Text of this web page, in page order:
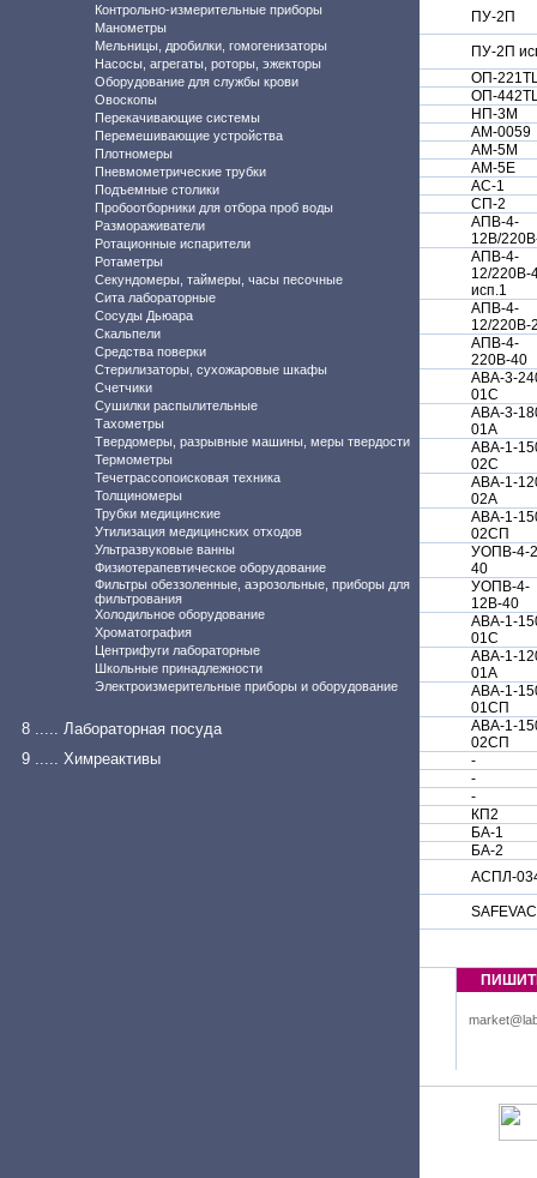
Контрольно-измерительные приборы
Манометры
Мельницы, дробилки, гомогенизаторы
Насосы, агрегаты, роторы, эжекторы
Оборудование для службы крови
Овоскопы
Перекачивающие системы
Перемешивающие устройства
Плотномеры
Пневмометрические трубки
Подъемные столики
Пробоотборники для отбора проб воды
Размораживатели
Ротационные испарители
Ротаметры
Секундомеры, таймеры, часы песочные
Сита лабораторные
Сосуды Дьюара
Скальпели
Средства поверки
Стерилизаторы, сухожаровые шкафы
Счетчики
Сушилки распылительные
Тахометры
Твердомеры, разрывные машины, меры твердости
Термометры
Течетрассопоисковая техника
Толщиномеры
Трубки медицинские
Утилизация медицинских отходов
Ультразвуковые ванны
Физиотерапевтическое оборудование
Фильтры обеззоленные, аэрозольные, приборы для
фильтрования
Холодильное оборудование
Хроматография
Центрифуги лабораторные
Школьные принадлежности
Электроизмерительные приборы и оборудование
8 ..... Лабораторная посуда
9 ..... Химреактивы
ПУ-2П
ПУ-2П
ОП-
ОП-
НП-3М
АМ-0059
АМ-5М
АМ-5Е
АС-1
СП-2
АПВ-4-
12В/
АПВ-4-
12/220В-
исп.1
АПВ-4-
12/220В-
АПВ-4-
220В-40
АВА-3-
01С
АВА-3-
01А
АВА-1-
02С
АВА-1-
02А
АВА-1-
02СП
УОПВ-4-
40
УОПВ-4-
12В-40
АВА-1-
01С
АВА-1-
01А
АВА-1-
01СП
АВА-1-
02СП
-
-
-
КП2
БА-1
БА-2
АСПЛ-
SAFEVAC